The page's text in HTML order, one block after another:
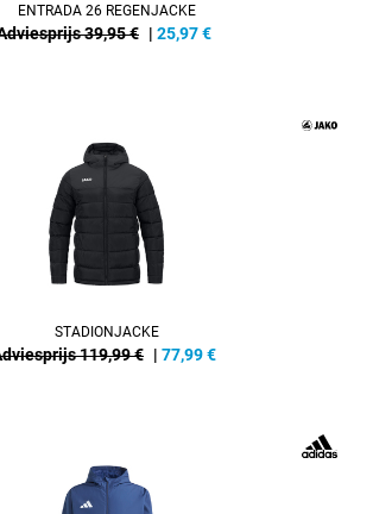
ENTRADA 26 REGENJACKE
39,95 € | 25,97€
STADIONJACKE
119,99 € | 77,99€